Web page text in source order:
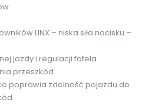
LINX – niska siła nacisku –
jazdy i regulacji fotela
przeszkód
poprawia zdolność pojazdu do